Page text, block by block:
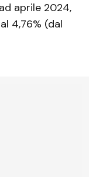
aprile 2024,
4,76% (dal